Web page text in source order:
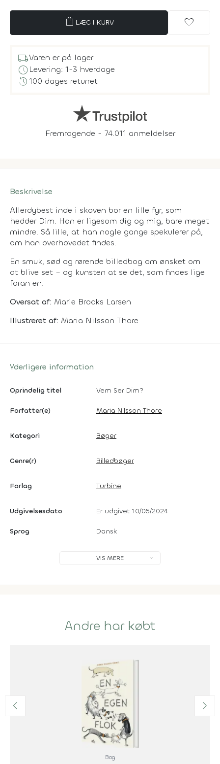
shopping_bag LÆG I KURV favorite
local_shippingVaren er på lager
scheduleLevering: 1-3 hverdage
history100 dages returret
Fremragende - 74.011 anmeldelser
Beskrivelse
Allerdybest inde i skoven bor en lille fyr, som
hedder Dim. Han er ligesom dig og mig, bare meget
mindre. Så lille, at han nogle gange spekulerer på,
om han overhovedet findes.
En smuk, sød og rørende billedbog om ønsket om
at blive set – og kunsten at se det, som findes lige
foran en.
Oversat af: Marie Brocks Larsen
Illustreret af: Maria Nilsson Thore
Yderligere information
Oprindelig titel Vem Ser Dim?
Forfatter(e) Maria Nilsson Thore
Kategori Bøger
Genre(r) Billedbøger
Forlag Turbine
Udgivelsesdato Er udgivet 10/05/2024
Sprog Dansk
VIS MERE
Andre har købt
Bog